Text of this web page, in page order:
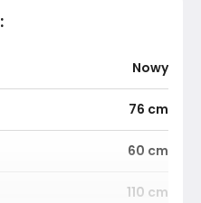
:
Nowy
76 cm
60 cm
110 cm